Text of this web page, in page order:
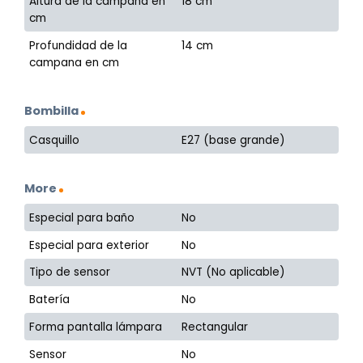
cm
Profundidad de la
campana en cm
14 cm
Bombilla
Casquillo E27 (base grande)
More
Especial para baño
No
Especial para exterior
No
Tipo de sensor
NVT (No aplicable)
Batería
No
Forma pantalla lámpara
Rectangular
Sensor
No